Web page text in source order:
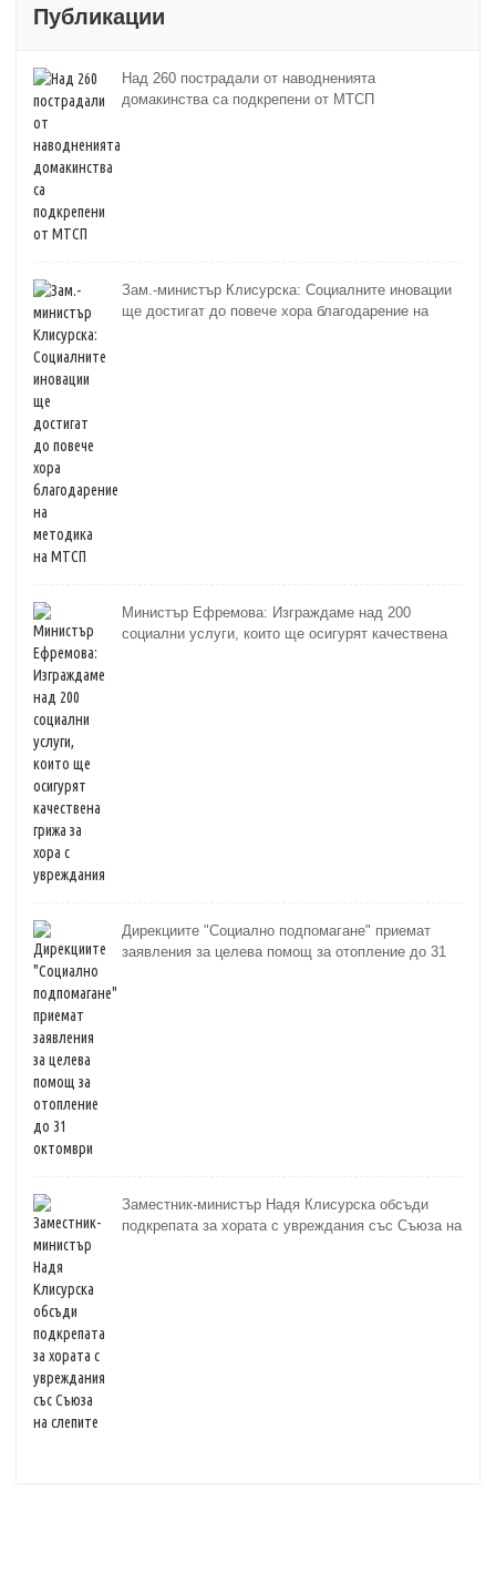
Публикации
Над 260 пострадали от наводненията
домакинства са подкрепени от МТСП
Зам.-министър Клисурска: Социалните иновации
ще достигат до повече хора благодарение на
Министър Ефремова: Изграждаме над 200
социални услуги, които ще осигурят качествена
Дирекциите "Социално подпомагане" приемат
заявления за целева помощ за отопление до 31
Заместник-министър Надя Клисурска обсъди
подкрепата за хората с увреждания със Съюза на